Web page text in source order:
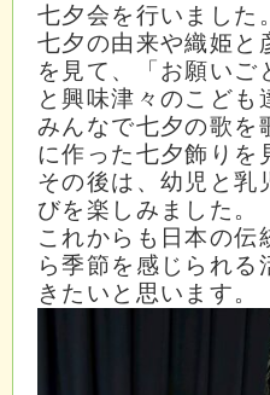
七夕会を行いました。
七夕の由来や織姫と
を見て、「お願いご
と興味津々のこども
みんなで七夕の歌を
に作った七夕飾りを
その後は、幼児と乳
びを楽しみました。
これからも日本の伝
ら季節を感じられる
きたいと思います。